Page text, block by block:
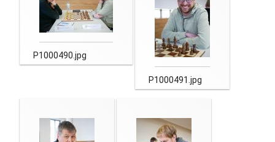
P1000490.jpg
P1000491.jpg